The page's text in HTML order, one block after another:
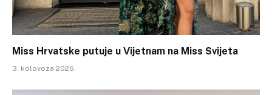
Miss Hrvatske putuje u Vijetnam na Miss Svijeta
3. kolovoza 2026.